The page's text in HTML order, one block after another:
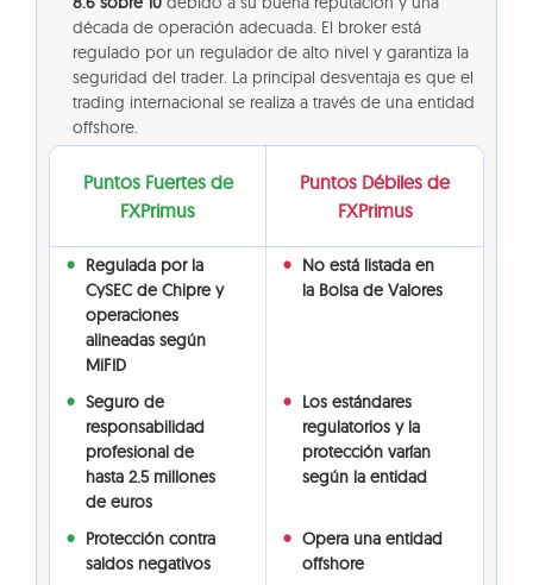
década de operación adecuada. El broker está
regulado por un regulador de alto nivel y garantiza la
seguridad del trader. La principal desventaja es que el
trading internacional se realiza a través de una entidad
offshore.
Puntos Fuertes de
FXPrimus
Puntos Débiles de
FXPrimus
Regulada por la
CySEC de Chipre y
operaciones
alineadas según
MiFID
No está listada en
la Bolsa de Valores
Seguro de
responsabilidad
profesional de
hasta 2.5 millones
de euros
Los estándares
regulatorios y la
protección varían
según la entidad
Protección contra
saldos negativos
Opera una entidad
offshore